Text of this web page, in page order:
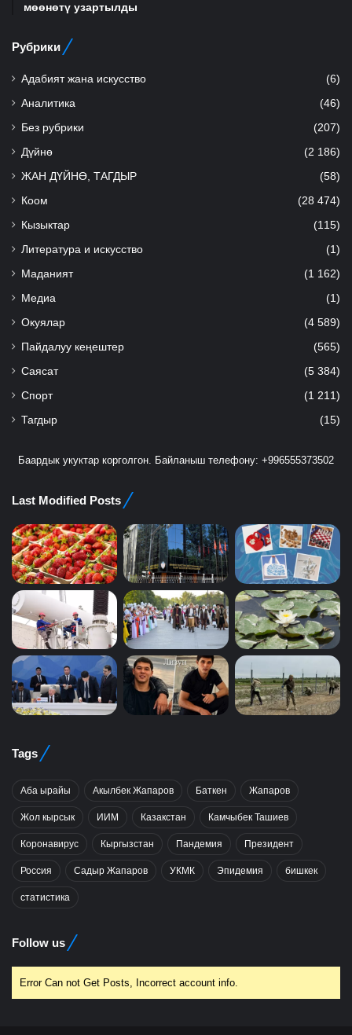
мөөнөтү узартылды
Рубрики
Адабият жана искусство (6)
Аналитика (46)
Без рубрики (207)
Дүйнө (2 186)
ЖАН ДҮЙНӨ, ТАГДЫР (58)
Коом (28 474)
Кызыктар (115)
Литература и искусство (1)
Маданият (1 162)
Медиа (1)
Окуялар (4 589)
Пайдалуу кеңештер (565)
Саясат (5 384)
Спорт (1 211)
Тагдыр (15)
Баардык укуктар корголгон. Байланыш телефону: +996555373502
Last Modified Posts
Tags
Аба ырайы Акылбек Жапаров Баткен Жапаров
Жол кырсык ИИМ Казакстан Камчыбек Ташиев
Коронавирус Кыргызстан Пандемия Президент
Россия Садыр Жапаров УКМК Эпидемия бишкек
статистика
Follow us
Error Can not Get Posts, Incorrect account info.